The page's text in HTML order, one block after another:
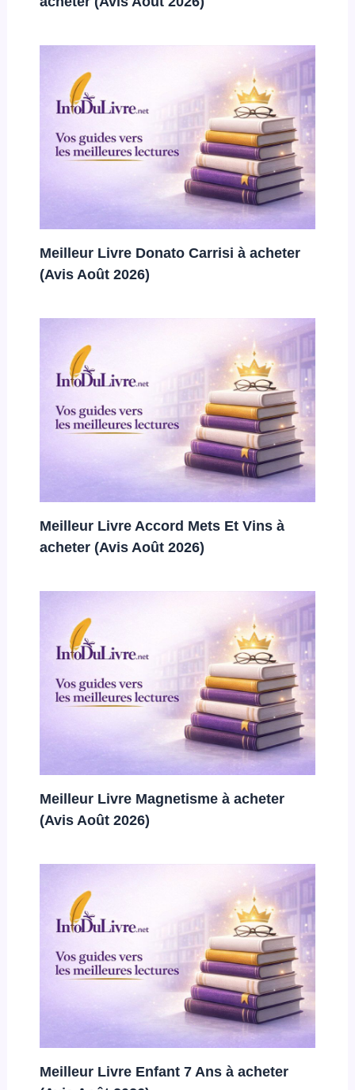
Meilleur Livre Donato Carrisi à acheter
(Avis Août 2026)
Meilleur Livre Accord Mets Et Vins à
acheter (Avis Août 2026)
Meilleur Livre Magnetisme à acheter
(Avis Août 2026)
Meilleur Livre Enfant 7 Ans à acheter